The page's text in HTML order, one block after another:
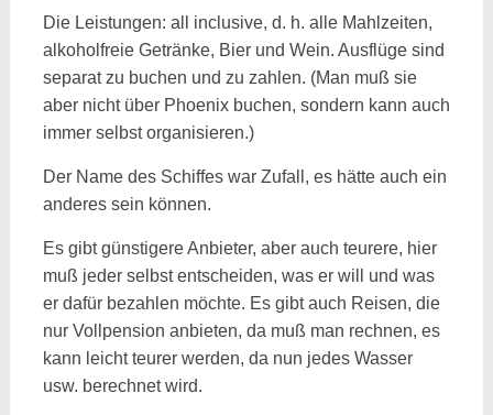
Die Leistungen: all inclusive, d. h. alle Mahlzeiten,
alkoholfreie Getränke, Bier und Wein. Ausflüge sind
separat zu buchen und zu zahlen. (Man muß sie
aber nicht über Phoenix buchen, sondern kann auch
immer selbst organisieren.)
Der Name des Schiffes war Zufall, es hätte auch ein
anderes sein können.
Es gibt günstigere Anbieter, aber auch teurere, hier
muß jeder selbst entscheiden, was er will und was
er dafür bezahlen möchte. Es gibt auch Reisen, die
nur Vollpension anbieten, da muß man rechnen, es
kann leicht teurer werden, da nun jedes Wasser
usw. berechnet wird.